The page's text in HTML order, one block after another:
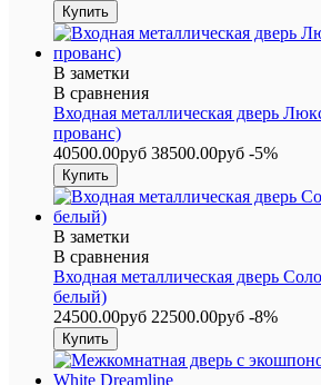
В заметки
В сравнения
Входная металлическая дверь
прованс)
40500.00руб 38500.00руб -5%
В заметки
В сравнения
Входная металлическая дверь
белый)
24500.00руб 22500.00руб -8%